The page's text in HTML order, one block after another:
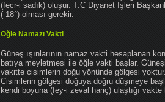
(fecr-i sadık) oluşur. T.C Diyanet İşleri
(-18°) olması gerekir.
Öğle Namazı Vakti
Güneş ışınlarının namaz vakti hesaplanan
batıya meyletmesi ile öğle vakti başlar.
vakitte cisimlerin doğu yönünde gölgesi
Cisimlerin gölgesi doğuya doğru düşmeye
kendi boyuna (fey-i zeval hariç) ulaştığı vakte